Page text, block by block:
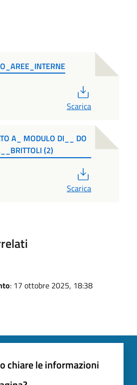
Scarica
A_ MODULO DI__ DO
(2)
Scarica
: 17 ottobre 2025, 18:38
chiare le informazioni